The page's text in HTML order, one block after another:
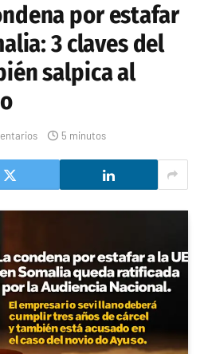
por estafar
3 claves del
salpica al
5 minutos